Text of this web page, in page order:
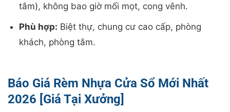
tắm), không bao giờ mối mọt, cong vênh.
Phù hợp: Biệt thự, chung cư cao cấp, phòng
khách, phòng tắm.
Báo Giá Rèm Nhựa Cửa Sổ Mới Nhất
2026 [Giá Tại Xưởng]